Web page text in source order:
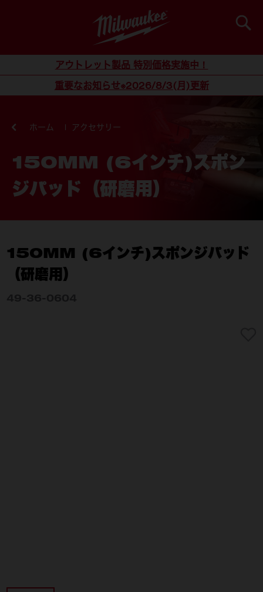
検索
コンテンツにスキップアウトレット製品 特別価格実施中！
重要なお知らせ※2026/8/3(月)更新
ホーム アクセサリー
150MM (6インチ)スポン
ジパッド（研磨用）
150MM (6インチ)スポンジパッド
（研磨用）